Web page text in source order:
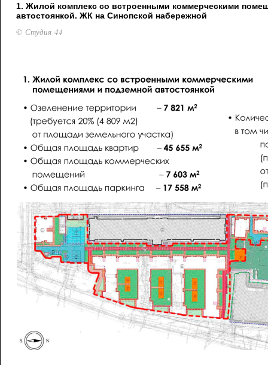
1. Жилой комплекс со встроенными коммерческими
автостоянкой. ЖК на Синопской набережной
© Студия 44